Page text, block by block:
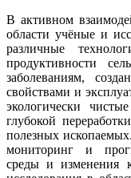
В активном
области учёные и
различные
продуктивности
заболеваниям,
свойствами и
экологически
глубокой
полезных
мониторинг и
среды и изменения